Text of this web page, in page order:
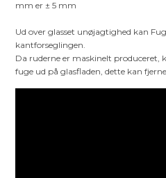
mm er ± 5 mm
Ud over glasset unøjagtighed kan
kantforseglingen.
Da ruderne er maskinelt
fuge ud på glasfladen, dette kan